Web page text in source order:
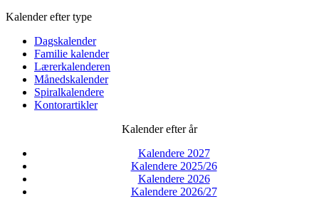
Kalender efter type
Dagskalender
Familie kalender
Lærerkalenderen
Månedskalender
Spiralkalendere
Kontorartikler
Kalender efter år
Kalendere 2027
Kalendere 2025/26
Kalendere 2026
Kalendere 2026/27